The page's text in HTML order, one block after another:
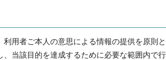
用者ご本人の意思による情報の提供を原則と
当該目的を達成するために必要な範囲内で行